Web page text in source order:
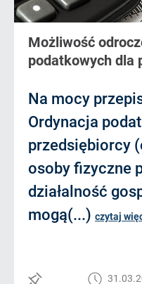
Możliwość
podatkowych dla
Na mocy
Ordynacja
przedsiębiorcy
osoby fizyczne
działalność
mogą(...) czytaj